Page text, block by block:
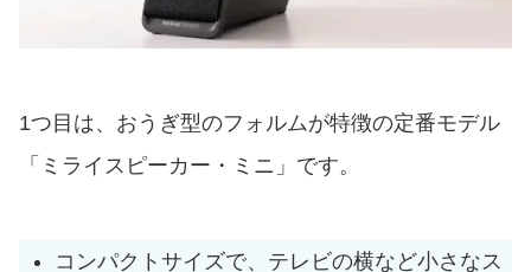
1つ目は、おうぎ型のフォルムが特徴の定番モデル
「ミライスピーカー・ミニ」です。
コンパクトサイズで、テレビの横など小さなス